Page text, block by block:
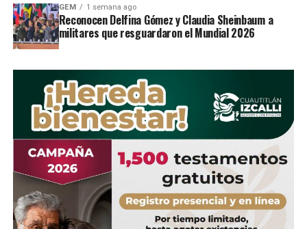
https://www.facebook.com/zonaceroizcalli/videos/
El acuerdo que se logrÃ³, luego de la
sorpresiva postura del actual
cabildo, es que tal evento se
efectuara en la fecha convenida, es
decir este sÃ¡bado 8 de diciembre,
pero en el SalÃ³n de Cabildo del
Ayuntamiento, que dicho sea de
paso sÃ³lo cuenta con una
GEM 1 semana ago
Reconocen Delfina Gómez y Claudia Sheinbaum a
militares que resguardaron el Mundial 2026